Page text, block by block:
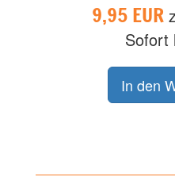
9,95 EUR
Sofort